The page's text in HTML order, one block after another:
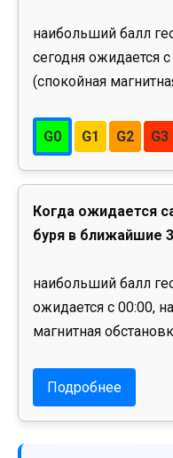
наибольший балл
сегодня ожидается
(спокойная
G0 G1 G2 G3
Когда ожидается
буря в ближайшие
наибольший балл
ожидается с 00:00,
магнитная
Подробнее